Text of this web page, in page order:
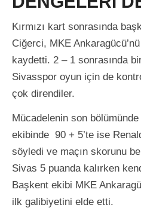
Kırmızı kart sonrasında
Ciğerci, MKE
kaydetti. 2 – 1 sonrasında
Sivasspor oyun için de
çok direndiler.
Mücadelenin son
ekibinde 90 + 5’te ise
söyledi ve maçın skorunu
Sivas 5 puanda kalırken
Başkent ekibi MKE
ilk galibiyetini elde etti.